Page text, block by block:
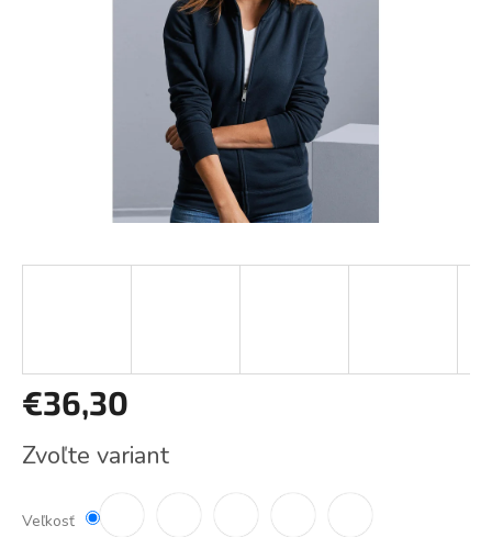
€36,30
cena:
Zvoľte variant
Veľkosť